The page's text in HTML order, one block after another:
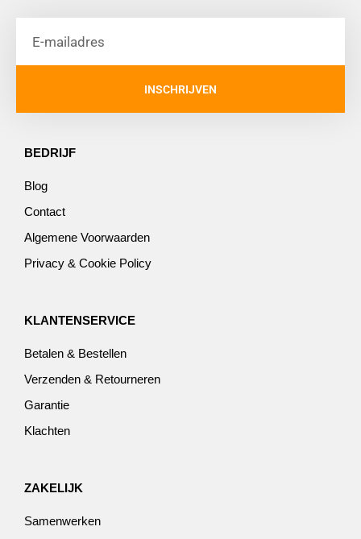
INSCHRIJVEN
BEDRIJF
Blog
Contact
Algemene Voorwaarden
Privacy & Cookie Policy
KLANTENSERVICE
Betalen & Bestellen
Verzenden & Retourneren
Garantie
Klachten
ZAKELIJK
Samenwerken